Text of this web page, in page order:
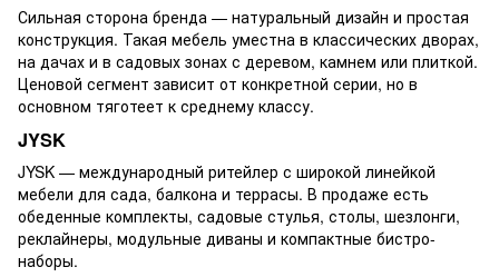
Сильная сторона бренда — натуральный дизайн и простая
конструкция. Такая мебель уместна в классических дворах,
на дачах и в садовых зонах с деревом, камнем или плиткой.
Ценовой сегмент зависит от конкретной серии, но в
основном тяготеет к среднему классу.
JYSK
JYSK — международный ритейлер с широкой линейкой
мебели для сада, балкона и террасы. В продаже есть
обеденные комплекты, садовые стулья, столы, шезлонги,
реклайнеры, модульные диваны и компактные бистро-
наборы.